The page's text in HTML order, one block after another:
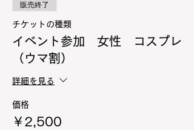
販売終了
チケットの種類
イベント参加 女性 コスプレ
（ウマ割）
詳細を見る
価格
￥2,500